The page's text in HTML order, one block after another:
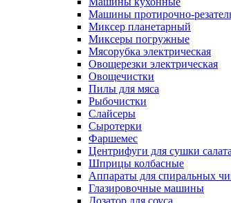
Машины протирочно-
Миксер планетарный
Миксеры погружные
Мясорубка электрическая
Овощерезки электрическая
Овощечистки
Пилы для мяса
Рыбочистки
Слайсеры
Сыротерки
Фаршемес
Центрифуги для сушки салата
Шприцы колбасные
Аппараты для спиральных
Глазировочные машины
Дозатор для соуса